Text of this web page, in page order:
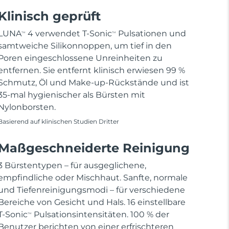
geprüft
TM 4 verwendet T-SonicTM
Pulsationen und
Silikonnoppen, um tief in den
eingeschlossene Unreinheiten zu
Sie entfernt klinisch erwiesen 99 %
Öl und Make-up-Rückstände und ist
mal hygienischer als Bürsten mit
auf klinischen Studien Dritter
Reinigung
Bürstentypen – für ausgeglichene,
oder Mischhaut. Sanfte, normale
Tiefenreinigungsmodi – für verschiedene
von Gesicht und Hals. 16 einstellbare
SonicTM
Pulsationsintensitäten. 100 % der
berichten von einer erfrischteren